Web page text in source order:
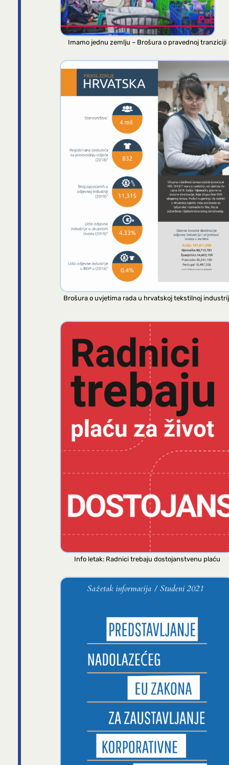
Imamo jednu zemlju – Brošura o pravednoj tranziciji
Brošura o uvjetima rada u hrvatskoj tekstilnoj
Info letak: Radnici trebaju dostojanstvenu plaću